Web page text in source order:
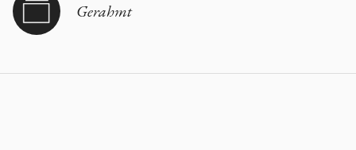
Gerahmt